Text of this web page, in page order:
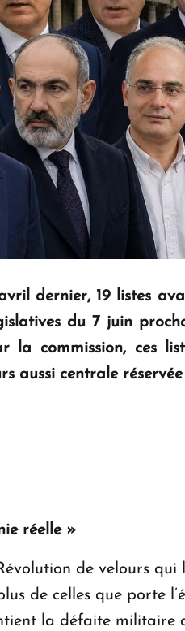
dernier, 19 listes
du 7 juin
la commission, ces
aussi centrale
réelle »
de velours
de celles que porte
la défaite